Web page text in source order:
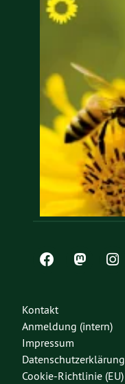
Kontakt
Anmeldung (intern)
Impressum
Datenschutzerklärung
Cookie-Richtlinie (EU)